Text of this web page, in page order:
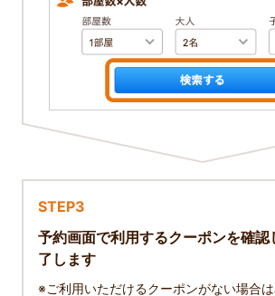
STEP3
予約画面で利用するクーポンを確認
了します
※ご利用いただけるクーポンがない場合